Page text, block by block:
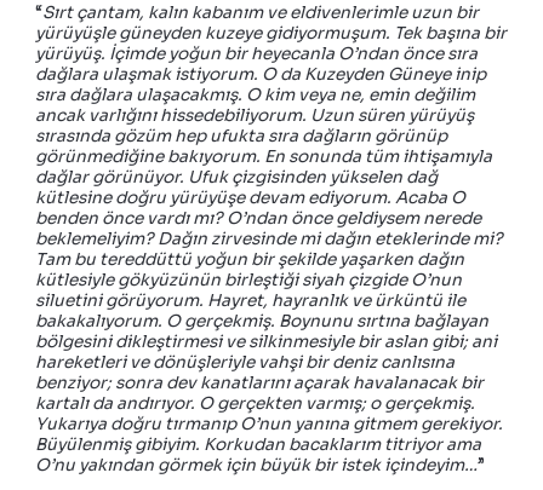
“Sırt çantam, kalın kabanım ve eldivenlerimle uzun bir
yürüyüşle güneyden kuzeye gidiyormuşum. Tek başına bir
yürüyüş. İçimde yoğun bir heyecanla O’ndan önce sıra
dağlara ulaşmak istiyorum. O da Kuzeyden Güneye inip
sıra dağlara ulaşacakmış. O kim veya ne, emin değilim
ancak varlığını hissedebiliyorum. Uzun süren yürüyüş
sırasında gözüm hep ufukta sıra dağların görünüp
görünmediğine bakıyorum. En sonunda tüm ihtişamıyla
dağlar görünüyor. Ufuk çizgisinden yükselen dağ
kütlesine doğru yürüyüşe devam ediyorum. Acaba O
benden önce vardı mı? O’ndan önce geldiysem nerede
beklemeliyim? Dağın zirvesinde mi dağın eteklerinde mi?
Tam bu tereddüttü yoğun bir şekilde yaşarken dağın
kütlesiyle gökyüzünün birleştiği siyah çizgide O’nun
siluetini görüyorum. Hayret, hayranlık ve ürküntü ile
bakakalıyorum. O gerçekmiş. Boynunu sırtına bağlayan
bölgesini dikleştirmesi ve silkinmesiyle bir aslan gibi; ani
hareketleri ve dönüşleriyle vahşi bir deniz canlısına
benziyor; sonra dev kanatlarını açarak havalanacak bir
kartalı da andırıyor. O gerçekten varmış; o gerçekmiş.
Yukarıya doğru tırmanıp O’nun yanına gitmem gerekiyor.
Büyülenmiş gibiyim. Korkudan bacaklarım titriyor ama
O’nu yakından görmek için büyük bir istek içindeyim…”